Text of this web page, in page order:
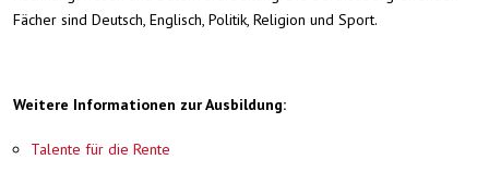
Fächer sind Deutsch, Englisch, Politik, Religion und Sport.
Weitere Informationen zur Ausbildung:
Talente für die Rente